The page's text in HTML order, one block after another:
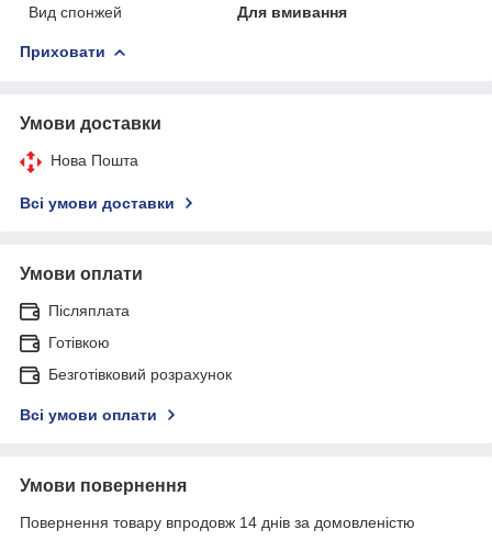
Вид спонжей
Для вмивання
Приховати
Умови доставки
Нова Пошта
Всі умови доставки
Умови оплати
Післяплата
Готівкою
Безготівковий розрахунок
Всі умови оплати
Умови повернення
Повернення товару впродовж 14 днів за домовленістю